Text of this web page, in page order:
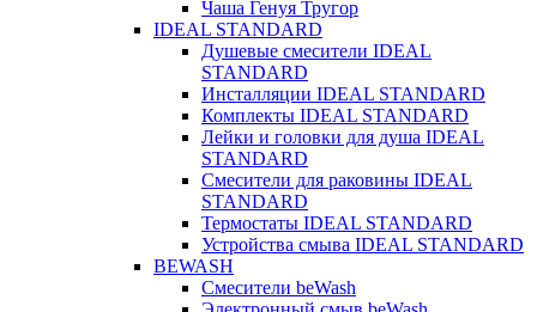
Чаша Генуя Тругор
IDEAL STANDARD
Душевые смесители IDEAL
STANDARD
Инсталляции IDEAL STANDARD
Комплекты IDEAL STANDARD
Лейки и головки для душа IDEAL
STANDARD
Смесители для раковины IDEAL
STANDARD
Термостаты IDEAL STANDARD
Устройства смыва IDEAL STANDARD
BEWASH
Смесители beWash